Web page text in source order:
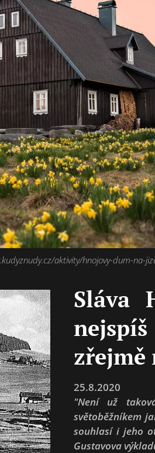
aktivity/hnojovy-dum-na-
Sláva
zřejmě
25.8.2020
"Není už
světoběžníkem
souhlasí i jeho
Gustavova